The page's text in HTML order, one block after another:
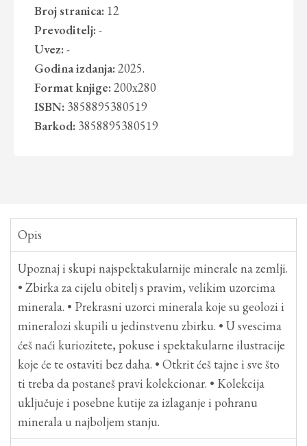
Broj stranica: 12
Prevoditelj: -
Uvez: -
Godina izdanja: 2025.
Format knjige: 200x280
ISBN: 3858895380519
Barkod: 3858895380519
Opis
Upoznaj i skupi najspektakularnije minerale na zemlji.
• Zbirka za cijelu obitelj s pravim, velikim uzorcima
minerala. • Prekrasni uzorci minerala koje su geolozi i
mineralozi skupili u jedinstvenu zbirku. • U svescima
ćeš naći kuriozitete, pokuse i spektakularne ilustracije
koje će te ostaviti bez daha. • Otkrit ćeš tajne i sve što
ti treba da postaneš pravi kolekcionar. • Kolekcija
uključuje i posebne kutije za izlaganje i pohranu
minerala u najboljem stanju.